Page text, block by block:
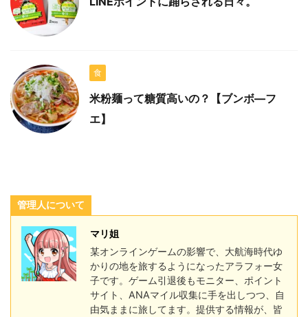
食
米粉麺って糖質高いの？【ブンボ―フ
エ】
管理人について
マリ姐
某オンラインゲームの影響で、大航海時代ゆ
かりの地を旅するようになったアラフォー女
子です。ゲーム引退後もモニター、ポイント
サイト、ANAマイル収集に手を出しつつ、自
由気ままに旅してます。提供する情報が、皆